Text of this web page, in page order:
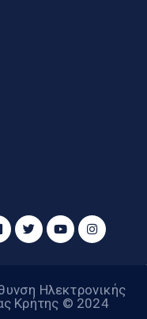
Ηλεκτρονικής
Κρήτης © 2024